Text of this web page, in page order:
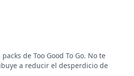
de Too Good To Go. No te
a reducir el desperdicio de